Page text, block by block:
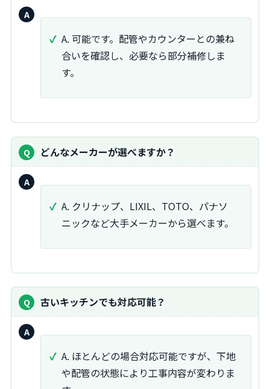
回
答： A. 可能です。配管やカウンターとの兼ね
合いを確認し、必要なら部分補修しま
す。
質
問：
どんなメーカーが選べますか？
回
答： A. クリナップ、LIXIL、TOTO、パナソ
ニックなど大手メーカーから選べます。
質
問：
古いキッチンでも対応可能？
回
答： A. ほとんどの場合対応可能ですが、下地
や配管の状態により工事内容が変わりま